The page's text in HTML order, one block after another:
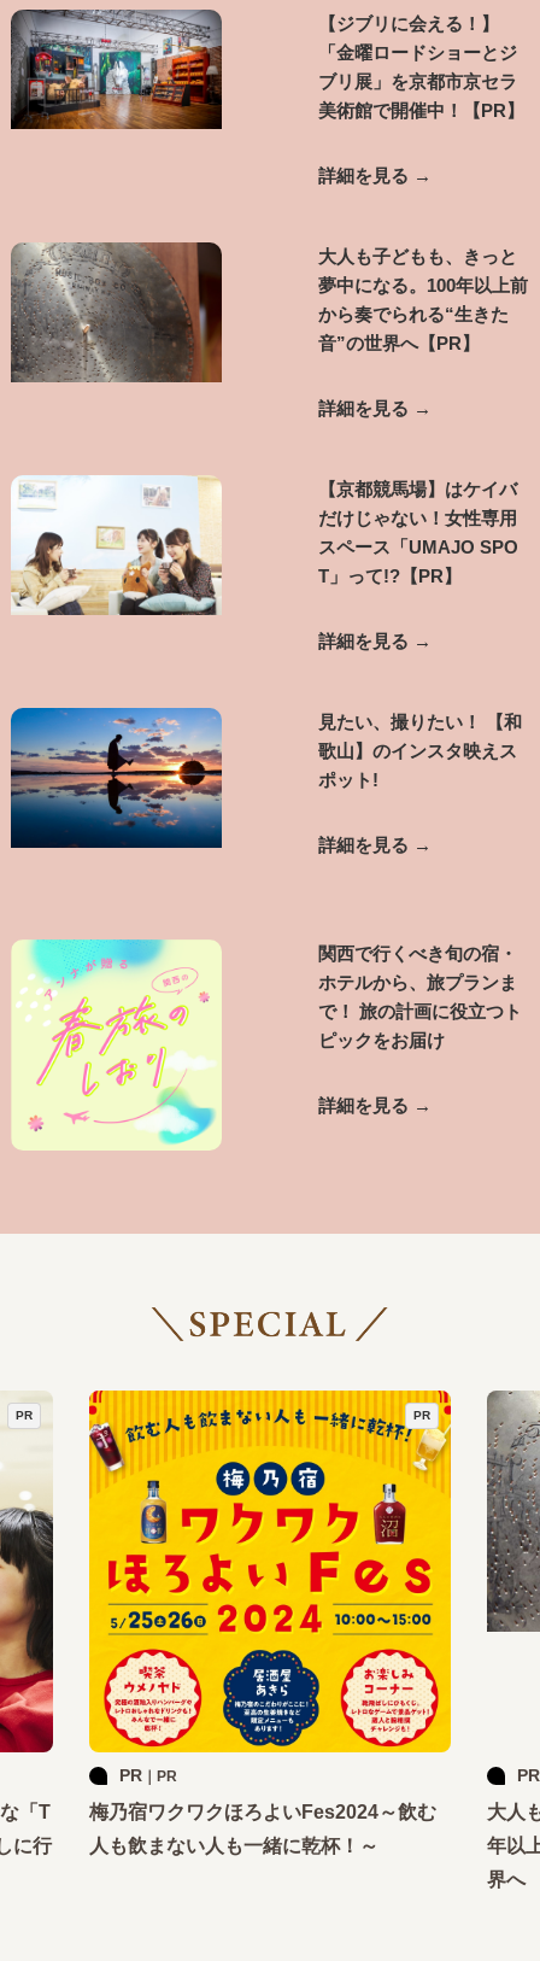
【ジブリに会える！】
「金曜ロードショーとジ
ブリ展」を京都市京セラ
美術館で開催中！【PR】
詳細を見る →
大人も子どもも、きっと
夢中になる。100年以上前
から奏でられる“生きた
音”の世界へ【PR】
詳細を見る →
【京都競馬場】はケイバ
だけじゃない！女性専用
スペース「UMAJO SPO
T」って!?【PR】
詳細を見る →
見たい、撮りたい！ 【和
歌山】のインスタ映えス
ポット!
詳細を見る →
関西で行くべき旬の宿・
ホテルから、旅プランま
で！ 旅の計画に役立つト
ピックをお届け
詳細を見る →
PR
「T
に行
PR
PR ｜PR
梅乃宿ワクワクほろよいFes2024～飲む
人も飲まない人も一緒に乾杯！～
PR
大人
年以
界へ